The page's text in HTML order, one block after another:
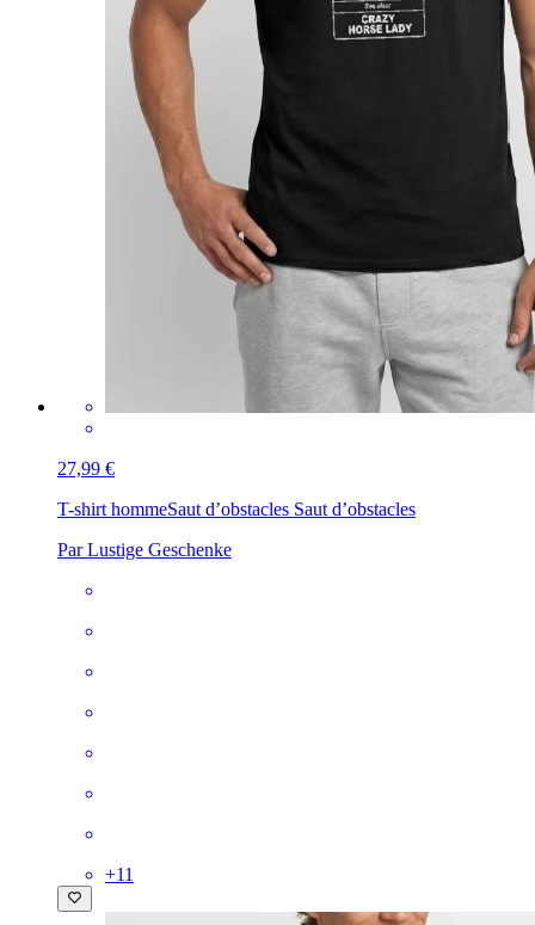
27,99 €
T-shirt hommeSaut d’obstacles Saut d’obstacles
Par Lustige Geschenke
+11